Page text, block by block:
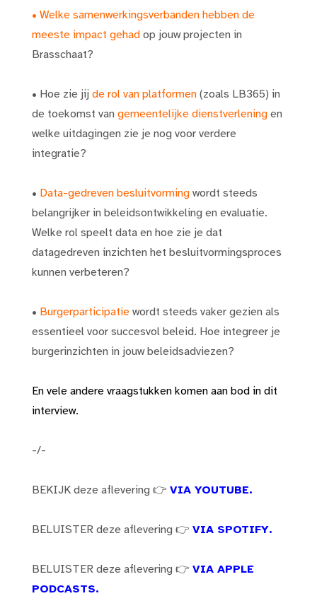
• Welke samenwerkingsverbanden hebben de
meeste impact gehad op jouw projecten in
Brasschaat?
• Hoe zie jij de rol van platformen (zoals LB365) in
de toekomst van gemeentelijke dienstverlening en
welke uitdagingen zie je nog voor verdere
integratie?
• Data-gedreven besluitvorming wordt steeds
belangrijker in beleidsontwikkeling en evaluatie.
Welke rol speelt data en hoe zie je dat
datagedreven inzichten het besluitvormingsproces
kunnen verbeteren?
• Burgerparticipatie wordt steeds vaker gezien als
essentieel voor succesvol beleid. Hoe integreer je
burgerinzichten in jouw beleidsadviezen?
En vele andere vraagstukken komen aan bod in dit
interview.
-/-
BEKIJK deze aflevering 👉 VIA YOUTUBE.
BELUISTER deze aflevering 👉 VIA SPOTIFY.
BELUISTER deze aflevering 👉 VIA APPLE
PODCASTS.